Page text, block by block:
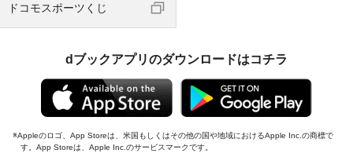
ドコモスポーツくじ
dブックアプリのダウンロードはコチラ
Appleのロゴ、App Storeは、米国もしくはその他の国や地域におけるApple Inc.の商標で
す。App Storeは、Apple Inc.のサービスマークです。